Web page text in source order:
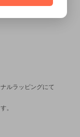
ルラッピングにて
。